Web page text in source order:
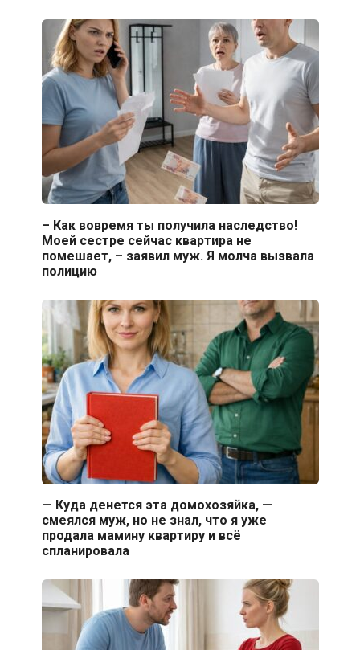
– Как вовремя ты получила наследство!
Моей сестре сейчас квартира не
помешает, – заявил муж. Я молча вызвала
полицию
— Куда денется эта домохозяйка, —
смеялся муж, но не знал, что я уже
продала мамину квартиру и всё
спланировала